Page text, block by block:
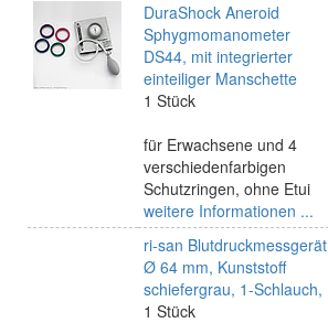
DuraShock Aneroid
Sphygmomanometer
DS44, mit integrierter
einteiliger Manschette
1 Stück
für Erwachsene und 4
verschiedenfarbigen
Schutzringen, ohne Etui
weitere Informationen ...
ri-san Blutdruckmessgerät
Ø 64 mm, Kunststoff
schiefergrau, 1-Schlauch,
1 Stück